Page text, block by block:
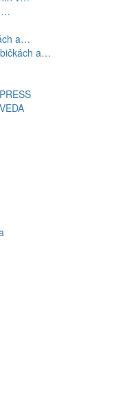
a…
a…